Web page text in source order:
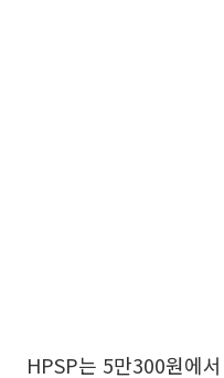
HPSP는 5만300원에